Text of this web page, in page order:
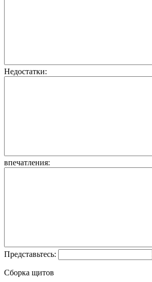
Недостатки:
впечатления:
Представьтесь:
Сборка щитов